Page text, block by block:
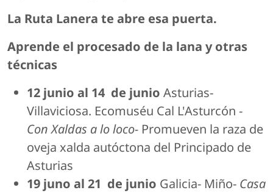
La Ruta Lanera te abre esa puerta.
Aprende el procesado de la lana y otras
técnicas
12 junio al 14 de junio Asturias-
Villaviciosa. Ecomuséu Cal L'Asturcón -
Con Xaldas a lo loco- Promueven la raza de
oveja xalda autóctona del Principado de
Asturias
19 juno al 21 de junio Galicia- Miño- Casa